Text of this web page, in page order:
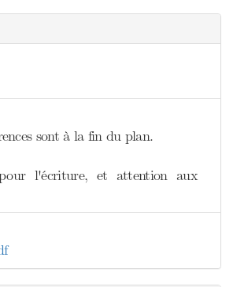
sont à la fin du plan.
l'écriture, et attention aux